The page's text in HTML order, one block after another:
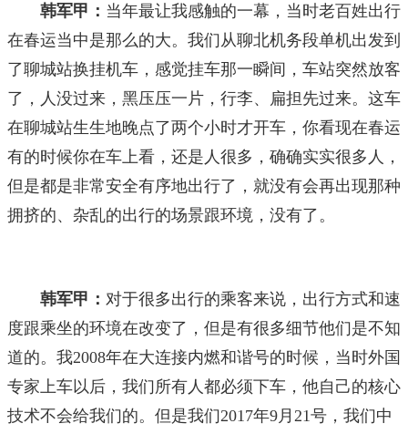
韩军甲： 当年最让我感触的一幕，当时老百姓出行
在春运当中是那么的大。我们从聊北机务段单机出发到
了聊城站换挂机车，感觉挂车那一瞬间，车站突然放客
了，人没过来，黑压压一片，行李、扁担先过来。这车
在聊城站生生地晚点了两个小时才开车，你看现在春运
有的时候你在车上看，还是人很多，确确实实很多人，
但是都是非常安全有序地出行了，就没有会再出现那种
拥挤的、杂乱的出行的场景跟环境，没有了。
韩军甲： 对于很多出行的乘客来说，出行方式和速
度跟乘坐的环境在改变了，但是有很多细节他们是不知
道的。我2008年在大连接内燃和谐号的时候，当时外国
专家上车以后，我们所有人都必须下车，他自己的核心
技术不会给我们的。但是我们2017年9月21号，我们中